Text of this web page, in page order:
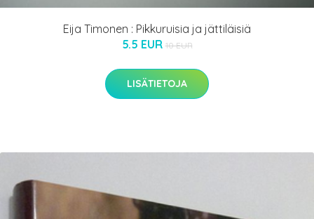
Eija Timonen : Pikkuruisia ja jättiläisiä
5.5 EUR 10 EUR
LISÄTIETOJA